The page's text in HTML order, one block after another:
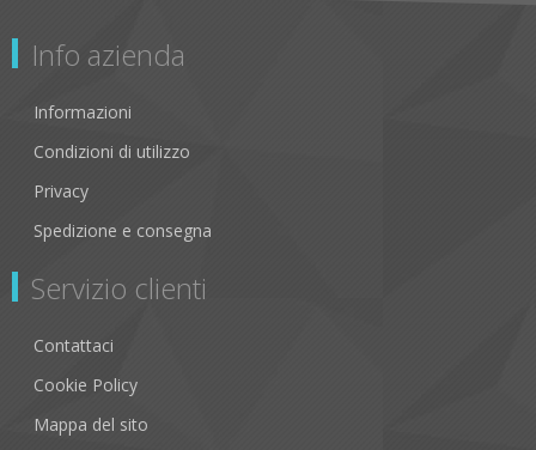
Info azienda
Informazioni
Condizioni di utilizzo
Privacy
Spedizione e consegna
Servizio clienti
Contattaci
Cookie Policy
Mappa del sito